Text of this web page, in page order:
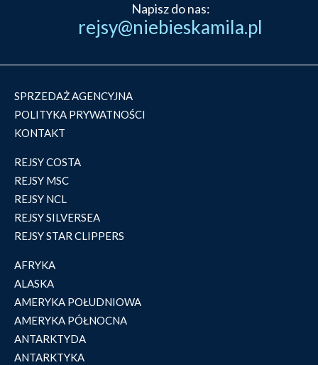
Napisz do nas:
rejsy@niebieskamila.pl
SPRZEDAŻ AGENCYJNA
POLITYKA PRYWATNOŚCI
KONTAKT
REJSY COSTA
REJSY MSC
REJSY NCL
REJSY SILVERSEA
REJSY STAR CLIPPERS
AFRYKA
ALASKA
AMERYKA POŁUDNIOWA
AMERYKA PÓŁNOCNA
ANTARKTYDA
ANTARKTYKA